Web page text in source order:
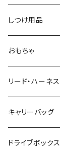
しつけ用品
おもちゃ
リード・ハーネス
キャリーバッグ
ドライブボックス